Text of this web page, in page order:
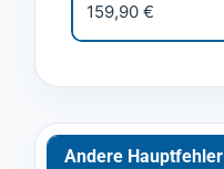
159,90 €
Andere Hauptfehler